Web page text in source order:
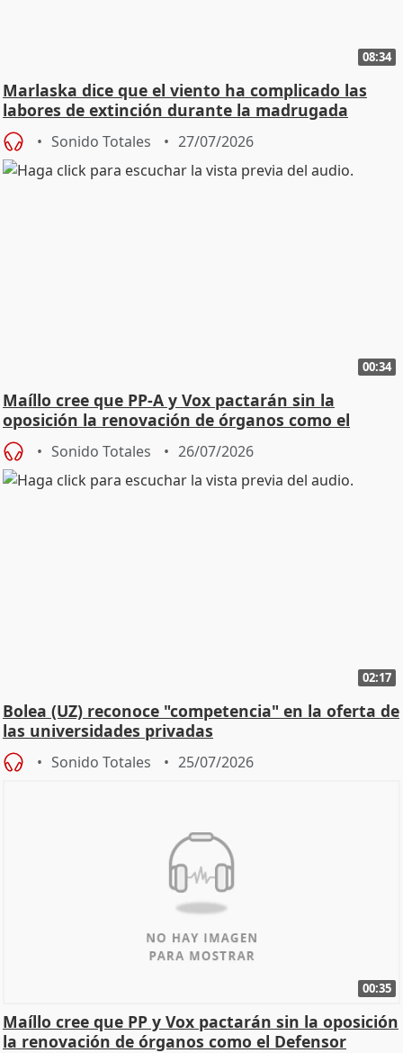
08:34
Marlaska dice que el viento ha complicado las
labores de extinción durante la madrugada
Sonido Totales 27/07/2026
00:34
Maíllo cree que PP-A y Vox pactarán sin la
oposición la renovación de órganos como el
Defensor
Sonido Totales 26/07/2026
02:17
Bolea (UZ) reconoce "competencia" en la oferta de
las universidades privadas
Sonido Totales 25/07/2026
00:35
Maíllo cree que PP y Vox pactarán sin la oposición
la renovación de órganos como el Defensor